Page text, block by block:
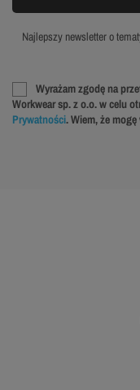
Najlepszy newsletter o
Wyrażam zgodę na
Workwear sp. z o.o. w celu
Prywatności. Wiem, że